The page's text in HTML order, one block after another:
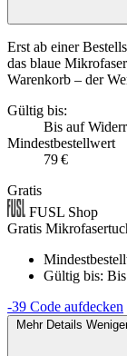
Erst ab einer
das blaue
Warenkorb – der
Gültig bis:
Bis auf
Mindestbestellwert
79 €
Gratis
FUSL Shop
Gratis
Gültig bis:
-39 Code aufdecken
Mehr Details